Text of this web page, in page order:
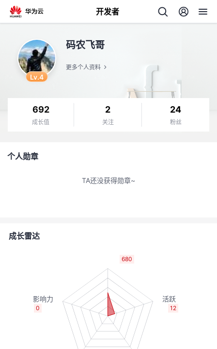
开发者
者
Lv.4
码农飞哥
更多个人资料
692
成长值
2
关注
24
粉丝
个人勋章
TA还没获得勋章~
成长雷达
680
12
0